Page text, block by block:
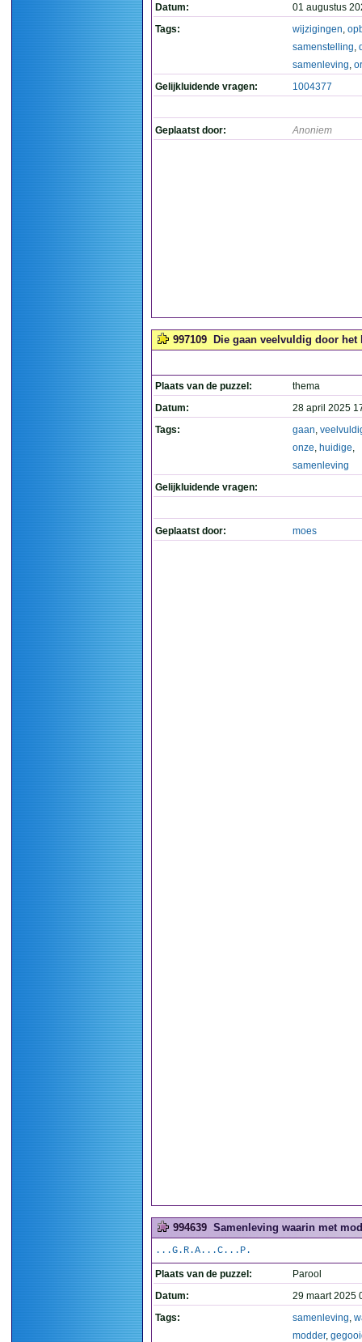
Datum:
01 augustus
Tags:
wijzigingen,
samenstelling,
samenleving,
Gelijkluidende vragen:
1004377
Geplaatst door: Anoniem
997109 Die gaan veelvuldig door
Plaats van de puzzel:
thema
Datum:
28 april 2025
Tags:
gaan,
onze, huidige,
samenleving
Gelijkluidende vragen:
Geplaatst door: moes
994639 Samenleving waarin met
...G.R.A...C...P.
Plaats van de puzzel:
Parool
Datum:
29 maart 2025
Tags:
samenleving,
modder,